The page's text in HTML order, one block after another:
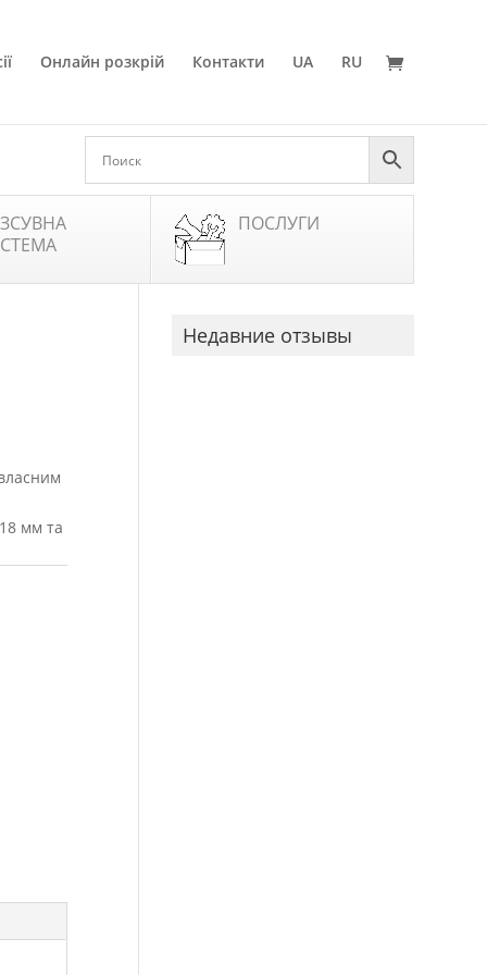
Онлайн розкрій Контакти UA RU
ПОСЛУГИ
мм та
Недавние отзывы